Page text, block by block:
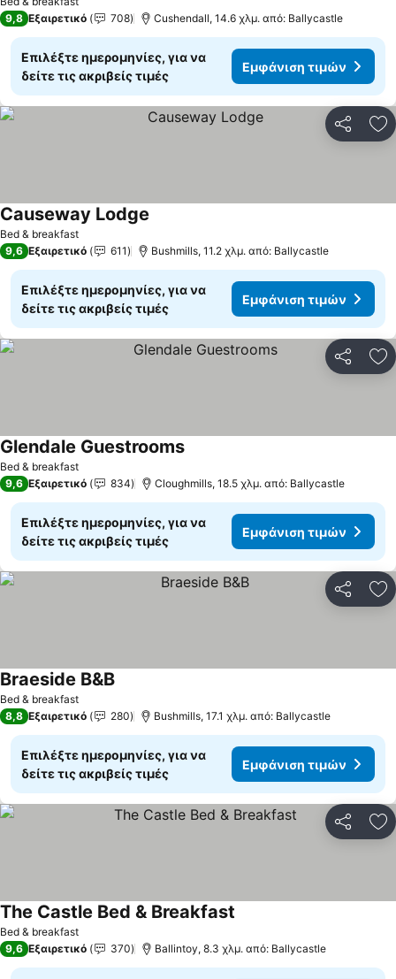
9,8 Εξαιρετικό 708 Cushendall, 14.6 χλμ. από: Ballycastle
Επιλέξτε ημερομηνίες, για να
δείτε τις ακριβείς τιμές
Εμφάνιση τιμών
Bed & breakfast
Causeway Lodge
9,6 Εξαιρετικό 611 Bushmills, 11.2 χλμ. από: Ballycastle
Επιλέξτε ημερομηνίες, για να
δείτε τις ακριβείς τιμές
Εμφάνιση τιμών
Bed & breakfast
Glendale Guestrooms
9,6 Εξαιρετικό 834 Cloughmills, 18.5 χλμ. από: Ballycastle
Επιλέξτε ημερομηνίες, για να
δείτε τις ακριβείς τιμές
Εμφάνιση τιμών
Bed & breakfast
Braeside B&B
8,8 Εξαιρετικό 280 Bushmills, 17.1 χλμ. από: Ballycastle
Επιλέξτε ημερομηνίες, για να
δείτε τις ακριβείς τιμές
Εμφάνιση τιμών
Bed & breakfast
The Castle Bed & Breakfast
9,6 Εξαιρετικό 370 Ballintoy, 8.3 χλμ. από: Ballycastle